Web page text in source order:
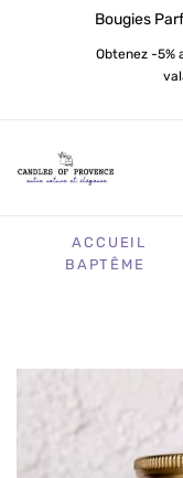
Bougies
Obtenez -5%
ACCUEIL
BAPTÊME